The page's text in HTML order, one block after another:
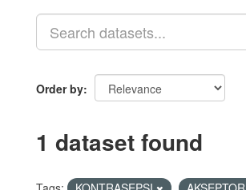
Order by
1 dataset found